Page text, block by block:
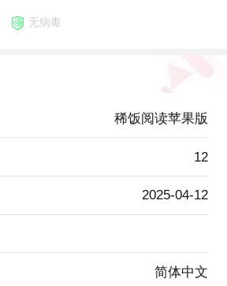
无病毒
稀饭阅读苹果版
12
2025-04-12
简体中文